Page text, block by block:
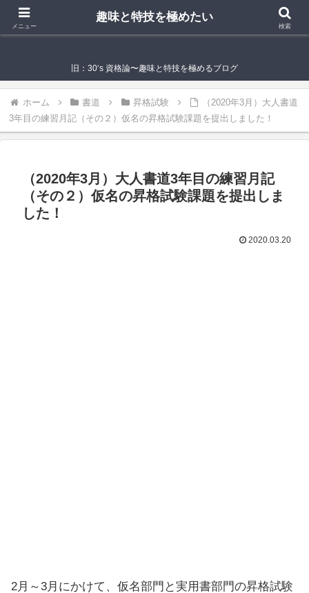
趣味と特技を極めたい
旧：30‘s 資格論〜趣味と特技を極めるブログ
ホーム 書道 昇格試験
（2020年3月）大人書道
3年目の練習月記（その２）仮名の昇格試験課題を提出しました！
（2020年3月）大人書道3年目の練習月記
（その２）仮名の昇格試験課題を提出しま
した！
2020.03.20
2月～3月にかけて、仮名部門と実用書部門の昇格試験
メニュー
趣味と特技を極めたい
検索